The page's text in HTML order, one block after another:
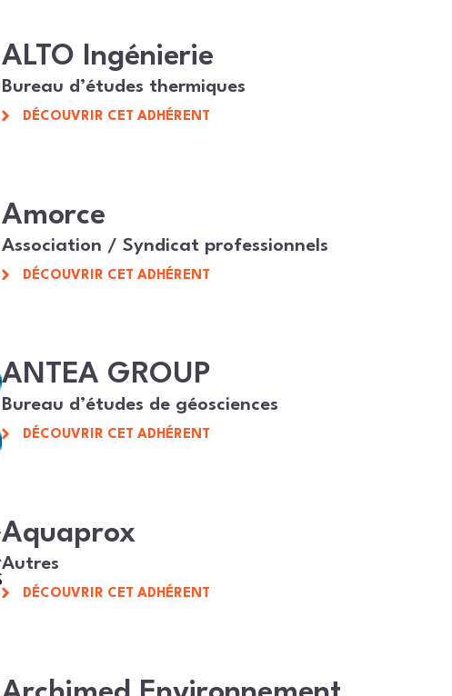
ALTO Ingénierie
Bureau d’études thermiques
DÉCOUVRIR CET ADHÉRENT
Amorce
Association / Syndicat professionnels
DÉCOUVRIR CET ADHÉRENT
ANTEA GROUP
Bureau d’études de géosciences
DÉCOUVRIR CET ADHÉRENT
Aquaprox
Autres
DÉCOUVRIR CET ADHÉRENT